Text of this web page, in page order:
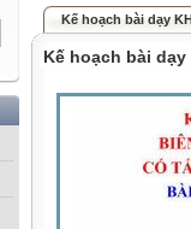
Kế hoạch bài dạy
Kế hoạch bài dạy